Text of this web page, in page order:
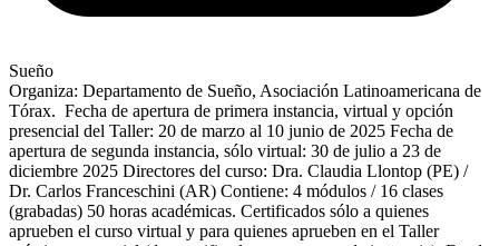
Sueño
Organiza: Departamento de Sueño, Asociación Latinoamericana de
Tórax. Fecha de apertura de primera instancia, virtual y opción
presencial del Taller: 20 de marzo al 10 junio de 2025 Fecha de
apertura de segunda instancia, sólo virtual: 30 de julio a 23 de
diciembre 2025 Directores del curso: Dra. Claudia Llontop (PE) /
Dr. Carlos Franceschini (AR) Contiene: 4 módulos / 16 clases
(grabadas) 50 horas académicas. Certificados sólo a quienes
aprueben el curso virtual y para quienes aprueben en el Taller